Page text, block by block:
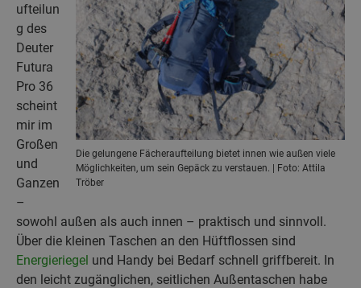
Die gelungene Fächeraufteilung bietet innen wie außen viele
Möglichkeiten, um sein Gepäck zu verstauen. | Foto: Attila
Tröber
ufteilun
g des
Deuter
Futura
Pro 36
scheint
mir im
Großen
und
Ganzen
–
sowohl außen als auch innen – praktisch und sinnvoll.
Über die kleinen Taschen an den Hüftflossen sind
Energieriegel und Handy bei Bedarf schnell griffbereit. In
den leicht zugänglichen, seitlichen Außentaschen habe